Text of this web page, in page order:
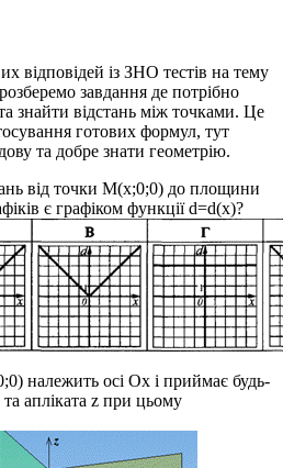
відповідей із ЗНО тестів на тему
завдання де потрібно
знайти відстань між точками. Це
готових формул, тут
та добре знати геометрію.
від точки M(x;0;0) до площини
є графіком функціїd=d(x)?
належить осі Ox і приймає будь-
та апліката z при цьому